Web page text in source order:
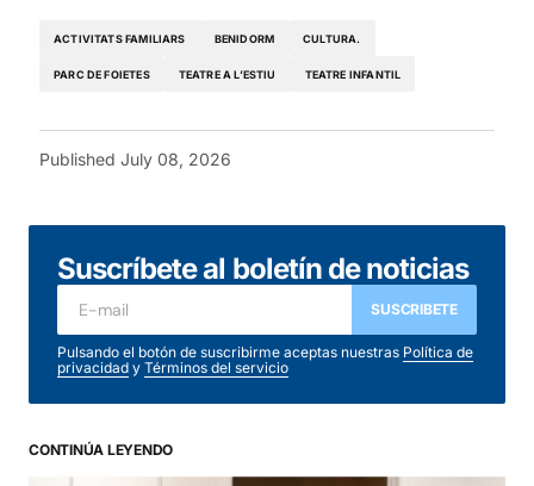
ACTIVITATS FAMILIARS BENIDORM CULTURA.
PARC DE FOIETES TEATRE A L’ESTIU TEATRE INFANTIL
Published July 08, 2026
Suscríbete al boletín de noticias
SUSCRIBETE
Pulsando el botón de suscribirme aceptas nuestras Política de
privacidad y Términos del servicio
CONTINÚA LEYENDO